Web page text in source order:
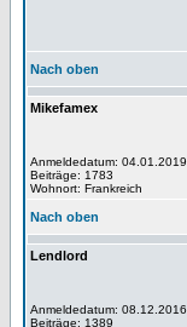
Nach oben
Mikefamex
Anmeldedatum: 04.01.2019
Beiträge: 1783
Wohnort: Frankreich
Nach oben
Lendlord
Anmeldedatum: 08.12.2016
Beiträge: 1389